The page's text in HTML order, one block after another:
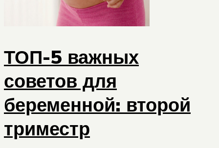
ТОП-5 важных
советов для
беременной: второй
триместр